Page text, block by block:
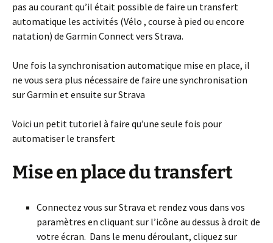
pas au courant qu’il était possible de faire un transfert
automatique les activités (Vélo , course à pied ou encore
natation) de Garmin Connect vers Strava.
Une fois la synchronisation automatique mise en place, il
ne vous sera plus nécessaire de faire une synchronisation
sur Garmin et ensuite sur Strava
Voici un petit tutoriel à faire qu’une seule fois pour
automatiser le transfert
Mise en place du transfert
Connectez vous sur Strava et rendez vous dans vos
paramètres en cliquant sur l’icône au dessus à droit de
votre écran. Dans le menu déroulant, cliquez sur